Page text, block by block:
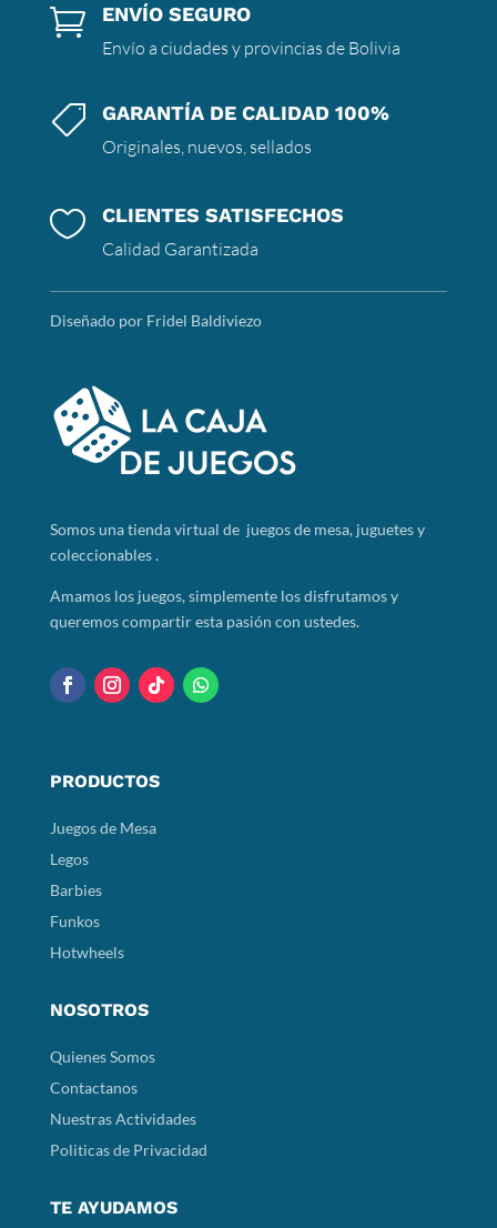
 ENVÍO SEGURO
Envío a ciudades y provincias de Bolivia
 GARANTÍA DE CALIDAD 100%
Originales, nuevos, sellados
 CLIENTES SATISFECHOS
Calidad Garantizada
Diseñado por Fridel Baldiviezo
Somosuna tienda virtual de juegos de mesa, juguetes y
coleccionables .
Amamos los juegos, simplemente los disfrutamos y
queremos compartir esta pasión con ustedes.
PRODUCTOS
Juegos de Mesa
Legos
Barbies
Funkos
Hotwheels
NOSOTROS
Quienes Somos
Contactanos
Nuestras Actividades
Politicas de Privacidad
TE AYUDAMOS